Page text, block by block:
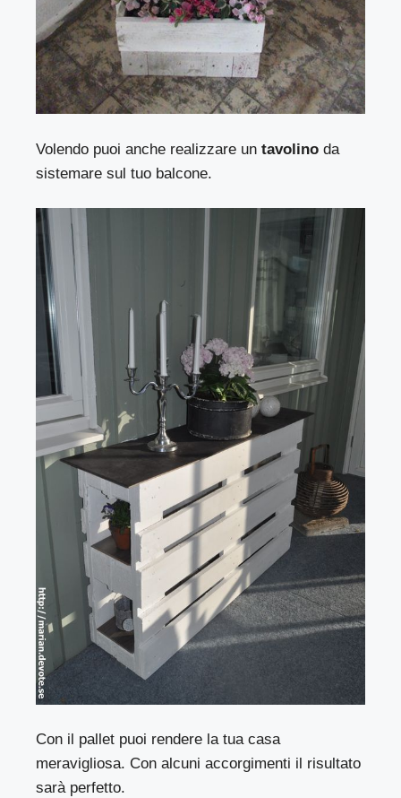
Volendo puoi anche realizzare un tavolino da
sistemare sul tuo balcone.
Con il pallet puoi rendere la tua casa
meravigliosa. Con alcuni accorgimenti il risultato
sarà perfetto.